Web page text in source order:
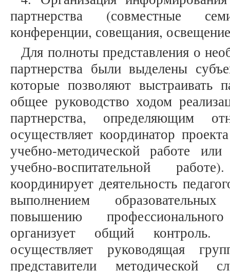
партнерства (совместные
конференции, совещания,
Для полноты представления о
партнерства были выделены
которые позволяют выстраивать
общее руководство ходом
партнерства, определяющим
осуществляет координатор
учебно-методической работе
учебно-воспитательной
координирует деятельность
выполнением
повышению
организует общий контроль.
осуществляет руководящая
представители методической